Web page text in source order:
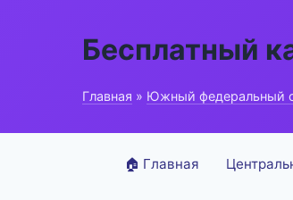
Бесплатный
Главная » Южный федеральный
🏠 Главная